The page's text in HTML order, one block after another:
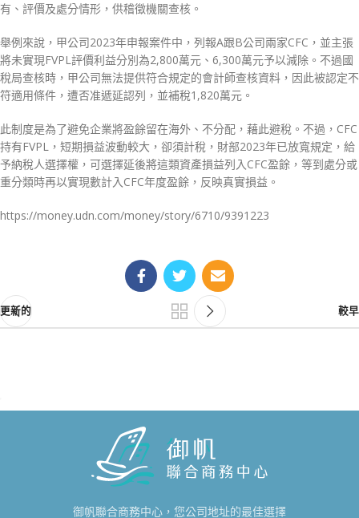
有、評價及處分情形，供稽徵機關查核。
舉例來說，甲公司2023年申報案件中，列報A跟B公司兩家CFC，並主張
將未實現FVPL評價利益分別為2,800萬元、6,300萬元予以減除。不過國
稅局查核時，甲公司無法提供符合規定的會計師查核資料，因此被認定不
符適用條件，遭否准遞延認列，並補稅1,820萬元。
此制度是為了避免企業將盈餘留在海外、不分配，藉此避稅。不過，CFC
持有FVPL，短期損益波動較大，卻須計稅，財部2023年已放寬規定，給
予納稅人選擇權，可選擇延後將這類資產損益列入CFC盈餘，等到處分或
重分類時再以實現數計入CFC年度盈餘，反映真實損益。
https://money.udn.com/money/story/6710/9391223
更新的 較早
御帆聯合商務中心，您公司地址的最佳選擇